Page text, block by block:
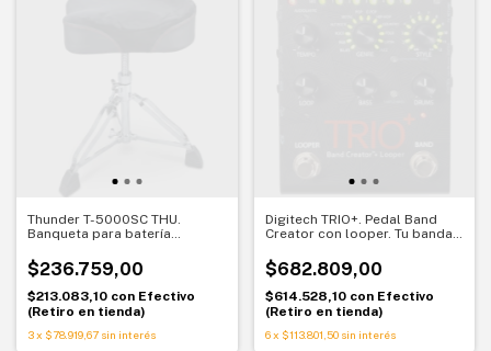
Thunder T-5000SC THU.
Banqueta para batería
al tocar
$236.759,00
$213.083,10 con Efectivo
(Retiro en tienda)
3x $78.919,67 sin interés
Digitech TRIO+. Pedal Band
Creator con looper. Tu banda
$682.809,00
$614.528,10 con Efectivo
(Retiro en tienda)
6 x $113.801,50 sin interés